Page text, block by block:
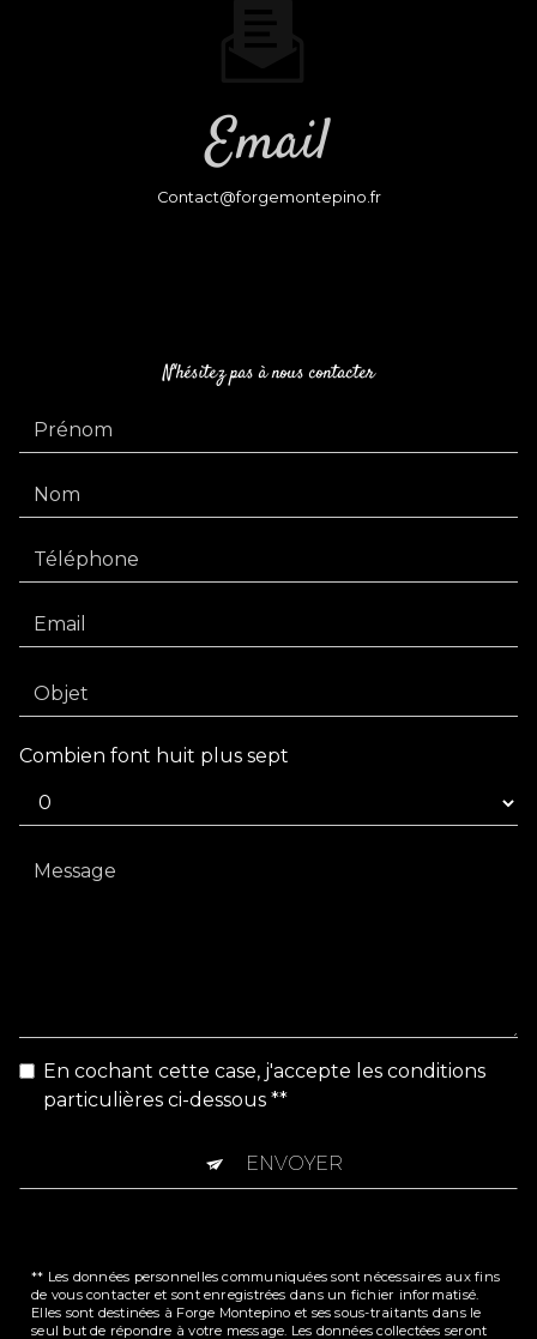
Email
contact@forgemontepino.fr
N'hésitez pas à nous contacter
Combien font huit plus sept
En cochant cette case, j'accepte les conditions
particulières ci-dessous **
ENVOYER
** Les données personnelles communiquées sont nécessaires aux fins
de vous contacter et sont enregistrées dans un fichier informatisé.
Elles sont destinées à Forge Montepino et ses sous-traitants dans le
seul but de répondre à votre message. Les données collectées seront